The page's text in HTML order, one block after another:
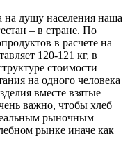
на душу населения наша
– в стране. По
в расчете на
120-121 кг, в
стоимости
на одного человека
вместе взятые
важно, чтобы хлеб
рыночным
рынке иначе как